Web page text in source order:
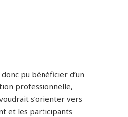
pu bénéficier d’un
professionnelle,
s’orienter vers
et les participants